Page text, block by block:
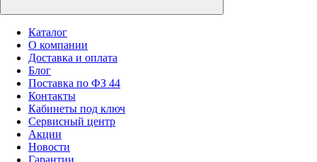
Каталог
О компании
Доставка и оплата
Блог
Поставка по ФЗ 44
Контакты
Кабинеты под ключ
Сервисный центр
Акции
Новости
Гарантии